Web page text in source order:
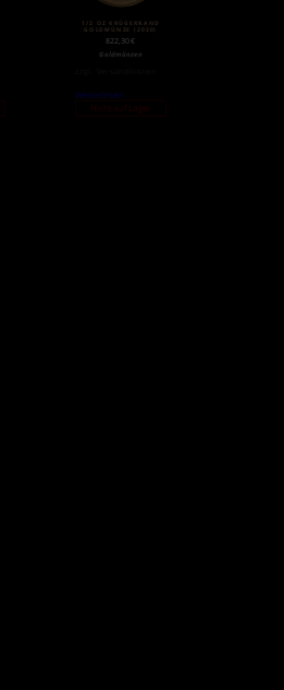
1/2 OZ KRÜGERRAND
GOLDMÜNZE (2020)
822,30€
Goldmünzen
Weiterlesen
Nicht auf Lager